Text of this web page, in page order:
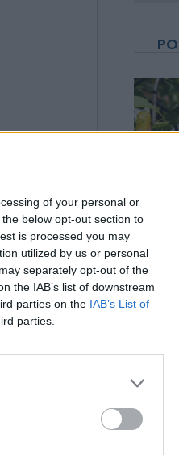
of your personal or
below opt-out section to
is processed you may
utilized by us or personal
separately opt-out of the
the IAB’s list of downstream
parties on the IAB’s List of
parties.
Al
1,2